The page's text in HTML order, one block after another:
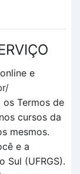
e
Termos de
cursos da
mesmos.
e a
Sul (UFRGS).